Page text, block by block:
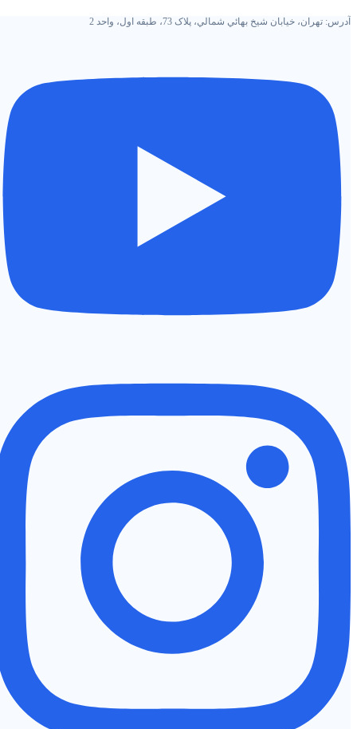
پرش
بهآدرس: تهران، خيابان شيخ بهائي شمالي، پلاک 73، طبقه اول، واحد 2